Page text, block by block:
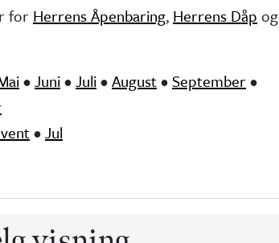
for Herrens Åpenbaring, Herrens Dåp og
•Juni•Juli•August• September•
•Jul